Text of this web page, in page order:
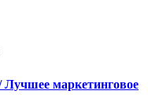
маркетинговое